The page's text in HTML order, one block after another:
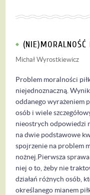
Michał Wyrostkiewicz
Problem moralności
niejednoznaczną.
oddanego wyrażeniem
osób i wiele
nieostrych odpowiedzi
na dwie podstawowe
spojrzenie na problem
nożnej.Pierwsza
niej o to, żeby nie
działań różnych osób,
określanego mianem